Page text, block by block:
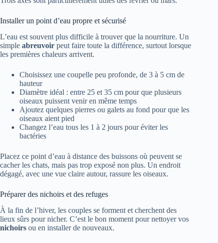
Installer un point d’eau propre et sécurisé
L’eau est souvent plus difficile à trouver que la nourriture. Un
simple abreuvoir peut faire toute la différence, surtout lorsque
les premières chaleurs arrivent.
Choisissez une coupelle peu profonde, de 3 à 5 cm de
hauteur
Diamètre idéal : entre 25 et 35 cm pour que plusieurs
oiseaux puissent venir en même temps
Ajoutez quelques pierres ou galets au fond pour que les
oiseaux aient pied
Changez l’eau tous les 1 à 2 jours pour éviter les
bactéries
Placez ce point d’eau à distance des buissons où peuvent se
cacher les chats, mais pas trop exposé non plus. Un endroit
dégagé, avec une vue claire autour, rassure les oiseaux.
Préparer des nichoirs et des refuges
À la fin de l’hiver, les couples se forment et cherchent des
lieux sûrs pour nicher. C’est le bon moment pour nettoyer vos
nichoirs ou en installer de nouveaux.